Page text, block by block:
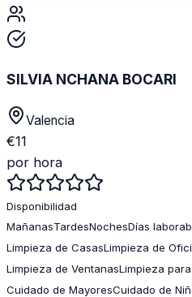
SILVIA NCHANA BOCARI
Valencia
€11
por hora
Disponibilidad
MañanasTardesNochesDías
Limpieza de CasasLimpieza de
Limpieza de VentanasLimpieza
Cuidado de MayoresCuidado de